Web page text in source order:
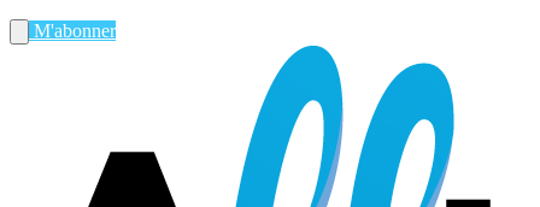
M'abonner